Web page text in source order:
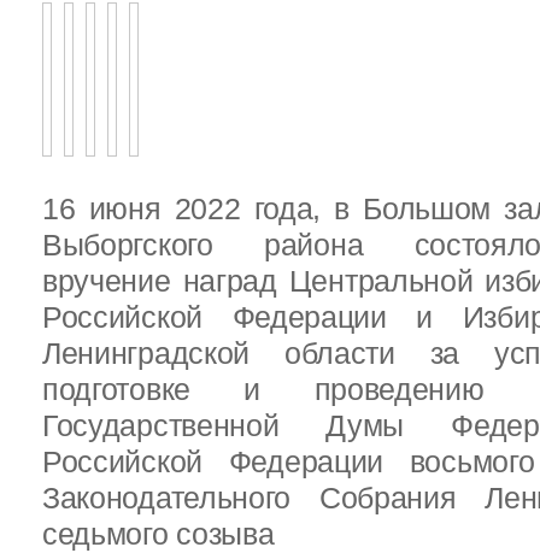
16 июня 2022 года, в Большом
Выборгского района
вручение наград Центральной
Российской Федерации и
Ленинградской области за
подготовке и проведению
Государственной Думы
Российской Федерации
Законодательного Собрания
седьмого созыва